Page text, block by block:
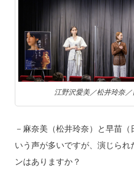
江野沢愛美／松井玲奈
－麻奈美（松井玲奈）と早苗
いう声が多いですが、演じら
ンはありますか？